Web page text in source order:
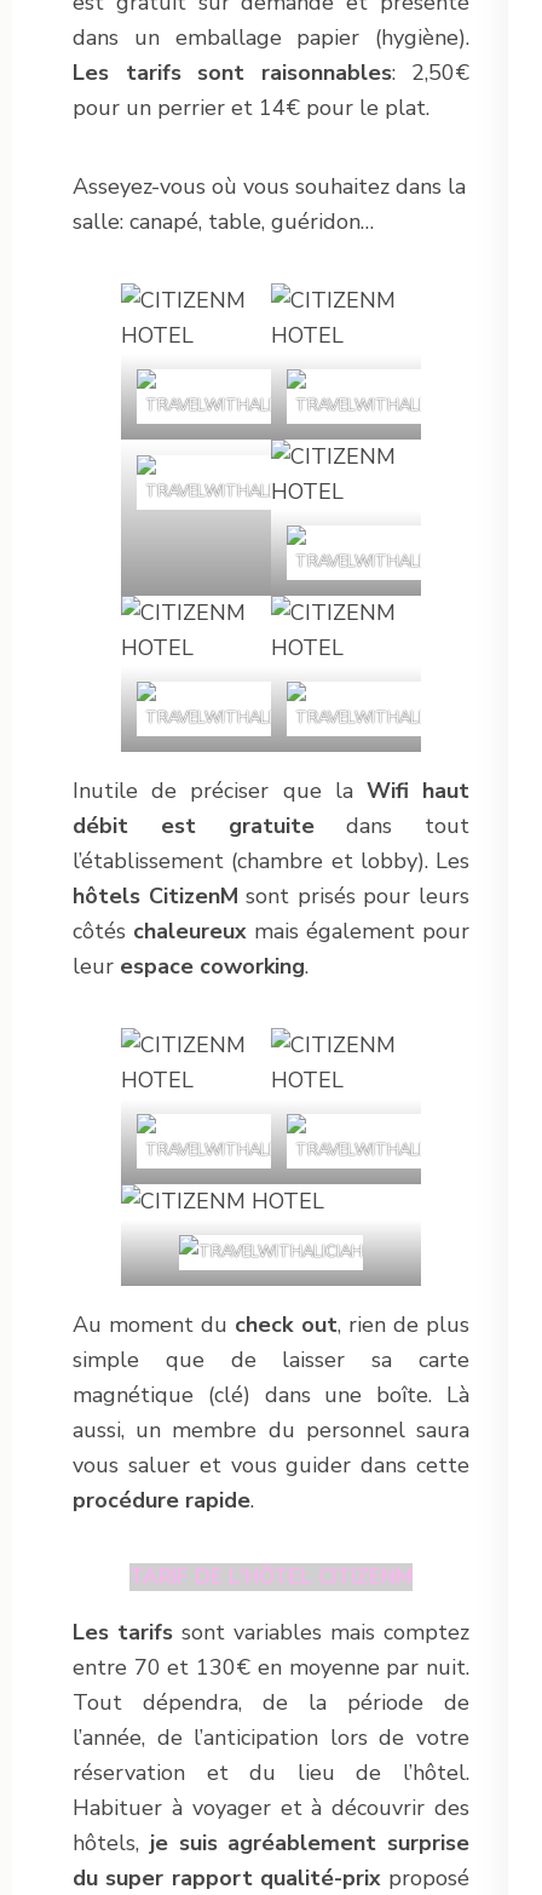
dans un emballage papier (hygiène).
Les tarifs sont raisonnables: 2,50€
pour un perrier et 14€ pour le plat.
Asseyez-vous où vous souhaitez dans la
salle: canapé, table, guéridon…
Inutile de préciser que la Wifi haut
débit est gratuitedans tout
l’établissement (chambre et lobby). Les
hôtels CitizenM sont prisés pour leurs
côtés chaleureux mais également pour
leur espace coworking.
Au moment du check out, rien de plus
simple que de laisser sa carte
magnétique (clé) dans une boîte. Là
aussi, un membre du personnel saura
vous saluer et vous guider dans cette
procédure rapide.
TARIF DE L’HÔTEL CITIZENM
Les tarifs sont variables mais comptez
entre 70 et 130€ en moyenne par nuit.
Tout dépendra, de la période de
l’année, de l’anticipation lors de votre
réservation et du lieu de l’hôtel.
Habituer à voyager et à découvrir des
hôtels, je suis agréablement surprise
du super rapport qualité-prixproposé